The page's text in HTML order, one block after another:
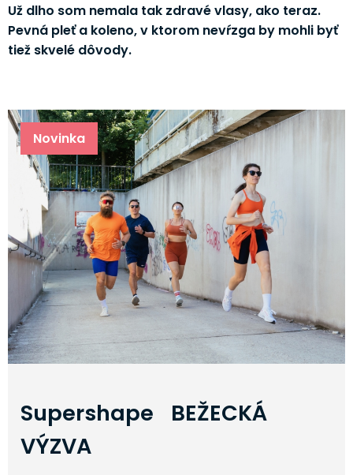
Už dlho som nemala tak zdravé vlasy, ako teraz.
Pevná pleť a koleno, v ktorom nevŕzga by mohli byť
tiež skvelé dôvody.
Novinka
Supershape BEŽECKÁ
VÝZVA